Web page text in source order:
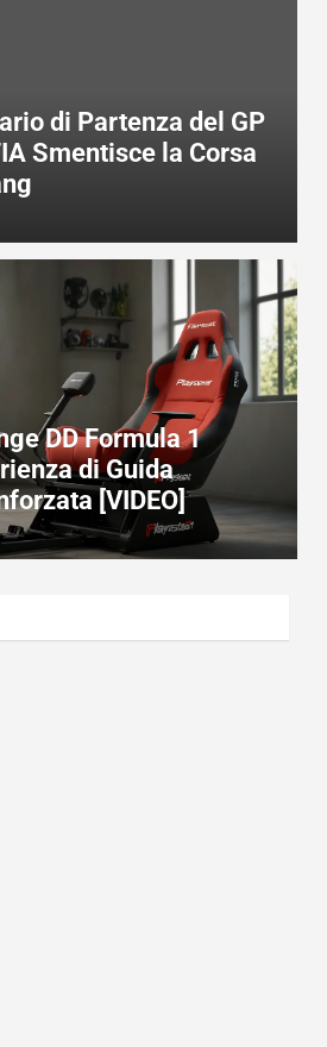
di Partenza del GP
Smentisce la Corsa
DD Formula 1
di Guida
[VIDEO]